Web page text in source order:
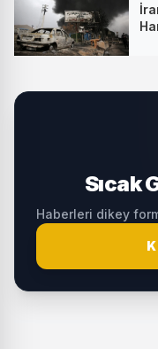
Sıcak
Haberleri dikey